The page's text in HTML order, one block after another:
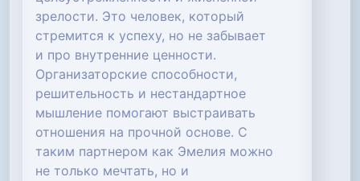
зрелости. Это человек, который
стремится к успеху, но не забывает
и про внутренние ценности.
Организаторские способности,
решительность и нестандартное
мышление помогают выстраивать
отношения на прочной основе. С
таким партнером как Эмелия можно
не только мечтать, но и